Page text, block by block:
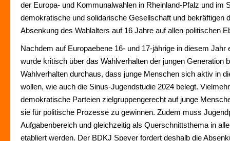
der Europa- und Kommunalwahlen in Rheinland-Pfalz und im
demokratische und solidarische Gesellschaft und bekräftigen
Absenkung des Wahlalters auf 16 Jahre auf allen politischen
Nachdem auf Europaebene 16- und 17-jährige in diesem Jahr
wurde kritisch über das Wahlverhalten der jungen Generation
Wahlverhalten durchaus, dass junge Menschen sich aktiv in
wollen, wie auch die Sinus-Jugendstudie 2024 belegt.
demokratische Parteien zielgruppengerecht auf junge
sie für politische Prozesse zu gewinnen. Zudem muss
Aufgabenbereich und gleichzeitig als Querschnittsthema in
etabliert werden. Der BDKJ Speyer fordert deshalb die